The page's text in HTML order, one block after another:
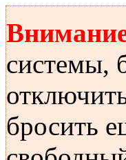
системы,
бросить